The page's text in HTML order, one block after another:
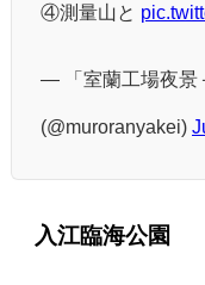
④測量山と
— 「室蘭工場夜景
(@muroranyakei)
入江臨海公園